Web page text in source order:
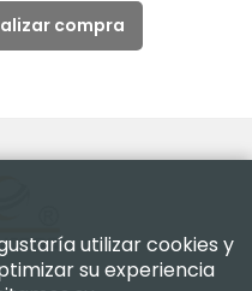
compra
utilizar cookies y
su experiencia